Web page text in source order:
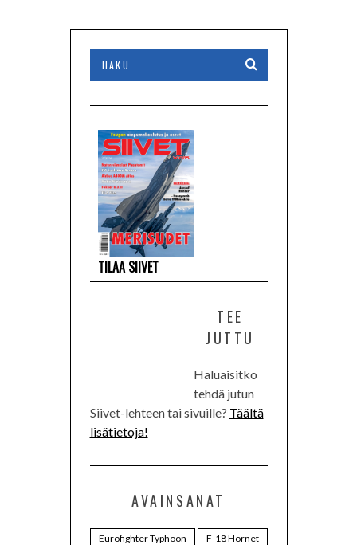
TILAA SIIVET
TEE
JUTTU
Haluaisitko
tehdä jutun
Siivet-lehteen tai sivuille? Täältä
lisätietoja!
AVAINSANAT
Eurofighter Typhoon
F-18 Hornet